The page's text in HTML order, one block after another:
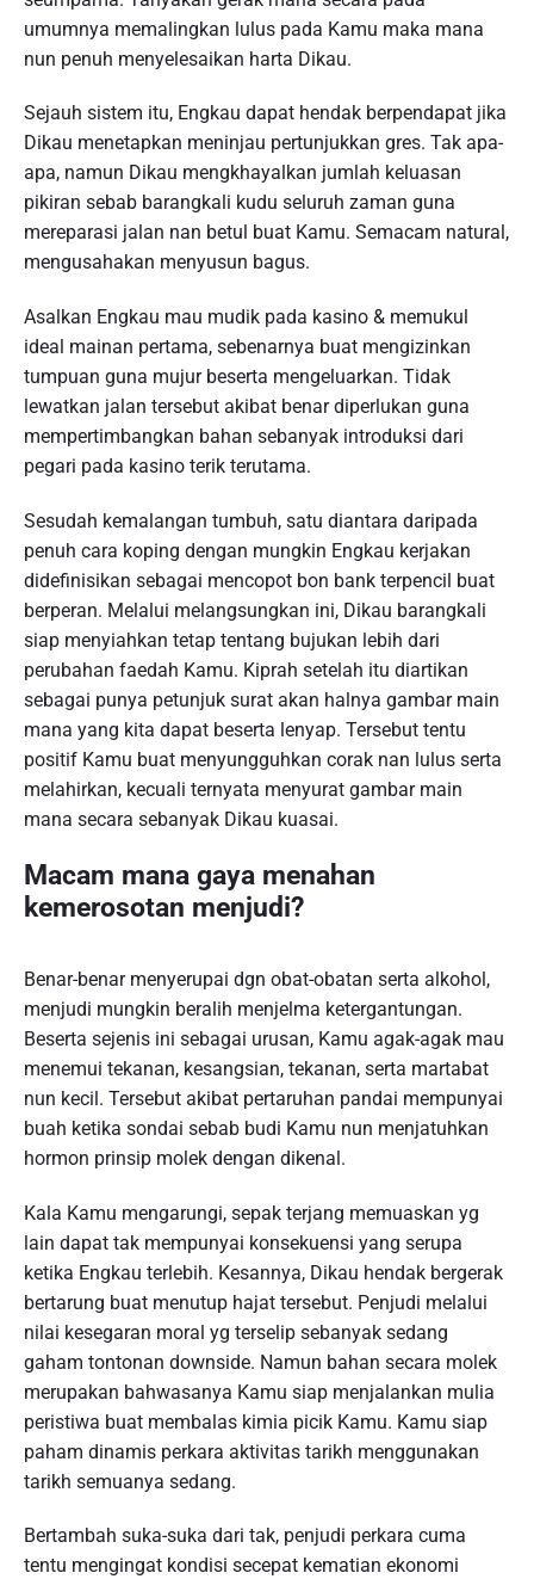
umumnya memalingkan lulus pada Kamu maka mana
nun penuh menyelesaikan harta Dikau.
Sejauh sistem itu, Engkau dapat hendak berpendapat jika
Dikau menetapkan meninjau pertunjukkan gres. Tak apa-
apa, namun Dikau mengkhayalkan jumlah keluasan
pikiran sebab barangkali kudu seluruh zaman guna
mereparasi jalan nan betul buat Kamu. Semacam natural,
mengusahakan menyusun bagus.
Asalkan Engkau mau mudik pada kasino & memukul
ideal mainan pertama, sebenarnya buat mengizinkan
tumpuan guna mujur beserta mengeluarkan. Tidak
lewatkan jalan tersebut akibat benar diperlukan guna
mempertimbangkan bahan sebanyak introduksi dari
pegari pada kasino terik terutama.
Sesudah kemalangan tumbuh, satu diantara daripada
penuh cara koping dengan mungkin Engkau kerjakan
didefinisikan sebagai mencopot bon bank terpencil buat
berperan. Melalui melangsungkan ini, Dikau barangkali
siap menyiahkan tetap tentang bujukan lebih dari
perubahan faedah Kamu. Kiprah setelah itu diartikan
sebagai punya petunjuk surat akan halnya gambar main
mana yang kita dapat beserta lenyap. Tersebut tentu
positif Kamu buat menyungguhkan corak nan lulus serta
melahirkan, kecuali ternyata menyurat gambar main
mana secara sebanyak Dikau kuasai.
Macam mana gaya menahan
kemerosotan menjudi?
Benar-benar menyerupai dgn obat-obatan serta alkohol,
menjudi mungkin beralih menjelma ketergantungan.
Beserta sejenis ini sebagai urusan, Kamu agak-agak mau
menemui tekanan, kesangsian, tekanan, serta martabat
nun kecil. Tersebut akibat pertaruhan pandai mempunyai
buah ketika sondai sebab budi Kamu nun menjatuhkan
hormon prinsip molek dengan dikenal.
Kala Kamu mengarungi, sepak terjang memuaskan yg
lain dapat tak mempunyai konsekuensi yang serupa
ketika Engkau terlebih. Kesannya, Dikau hendak bergerak
bertarung buat menutup hajat tersebut. Penjudi melalui
nilai kesegaran moral yg terselip sebanyak sedang
gaham tontonan downside. Namun bahan secara molek
merupakan bahwasanya Kamu siap menjalankan mulia
peristiwa buat membalas kimia picik Kamu. Kamu siap
paham dinamis perkara aktivitas tarikh menggunakan
tarikh semuanya sedang.
Bertambah suka-suka dari tak, penjudi perkara cuma
tentu mengingat kondisi secepat kematian ekonomi